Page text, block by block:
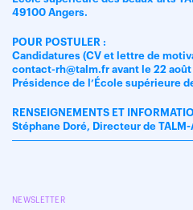
49100 Angers.
POUR POSTULER :
Candidatures (CV et lettre de
contact-rh@talm.fr avant le 22 août
Présidence de l’École supérieure
RENSEIGNEMENTS ET
Stéphane Doré, Directeur de
NEWSLETTER